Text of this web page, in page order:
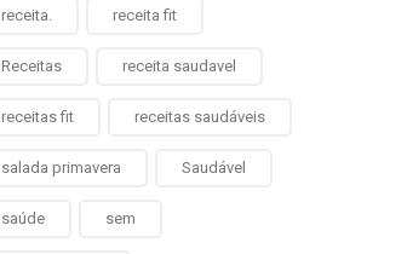
receita. receita fit
Receitas receita saudavel
receitas fit receitas saudáveis
salada primavera Saudável
saúde sem